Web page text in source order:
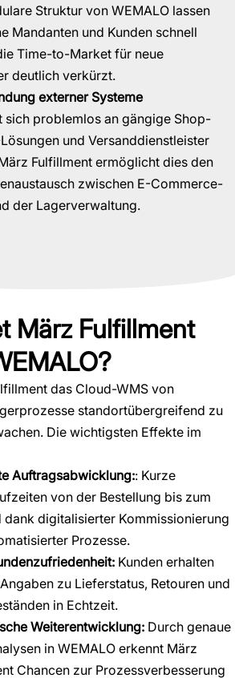
Struktur von WEMALO lassen
Mandanten und Kunden schnell
Time-to-Market für neue
deutlich verkürzt.
externer Systeme
sich problemlos an gängige Shop-
und Versanddienstleister
Fulfillment ermöglicht dies den
zwischen E-Commerce-
der Lagerverwaltung.
März Fulfillment
das Cloud-WMS von
standortübergreifend zu
Die wichtigsten Effekte im
Auftragsabwicklung:: Kurze
von der Bestellung bis zum
dank digitalisierter Kommissionierung
Prozesse.
Kunden erhalten
zu Lieferstatus, Retouren und
in Echtzeit.
Weiterentwicklung: Durch genaue
in WEMALO erkennt März
Chancen zur Prozessverbesserung